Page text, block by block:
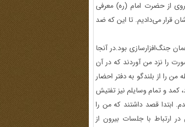
از حضرت امام (ره) معرفی
قرار می‌دادیم. تا این که ضد
جنگ‌افزارسازی بود.در آنجا
را نزد من آوردند که در آن
را از بلندگو به دفتر احضار
کمد و تمام وسایلم نیز تفتیش
بازداشت شدم. ابتدا قصد داشتند که من را
ارتباط با جلسات بیرون از